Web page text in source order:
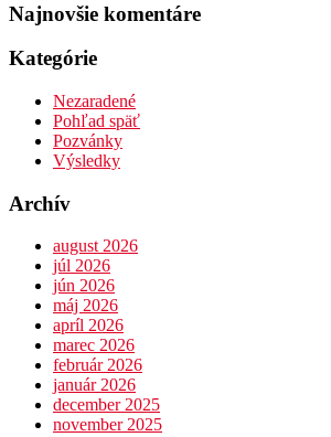
Najnovšie komentáre
Kategórie
Nezaradené
Pohľad späť
Pozvánky
Výsledky
Archív
august 2026
júl 2026
jún 2026
máj 2026
apríl 2026
marec 2026
február 2026
január 2026
december 2025
november 2025